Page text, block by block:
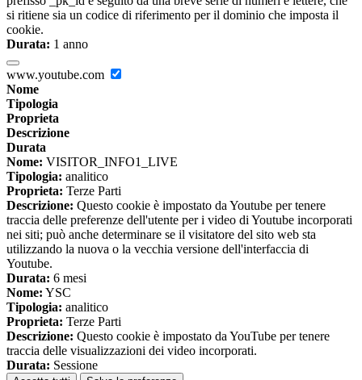
si ritiene sia un codice di riferimento per il dominio che imposta il
cookie.
Durata: 1 anno
www.youtube.com
Nome
Tipologia
Proprieta
Descrizione
Durata
Nome: VISITOR_INFO1_LIVE
Tipologia: analitico
Proprieta: Terze Parti
Descrizione: Questo cookie è impostato da Youtube per tenere
traccia delle preferenze dell'utente per i video di Youtube incorporati
nei siti; può anche determinare se il visitatore del sito web sta
utilizzando la nuova o la vecchia versione dell'interfaccia di
Youtube.
Durata: 6 mesi
Nome: YSC
Tipologia: analitico
Proprieta: Terze Parti
Descrizione: Questo cookie è impostato da YouTube per tenere
traccia delle visualizzazioni dei video incorporati.
Durata: Sessione